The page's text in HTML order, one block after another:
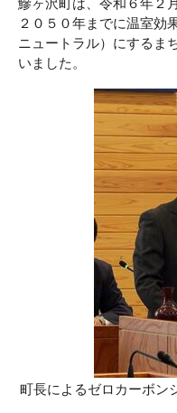
鰺ヶ沢町は、令和６年２
２０５０年までに温室効
ニュートラル）にするま
いました。
町長によるゼロカーボン